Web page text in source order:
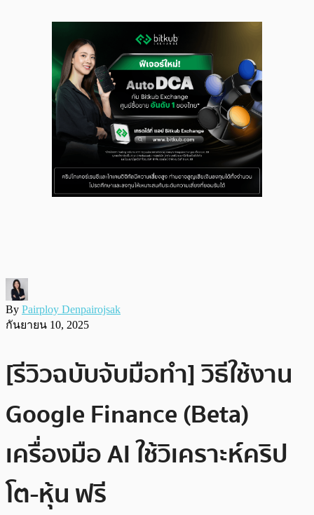
By Pairploy Denpairojsak
กันยายน 10, 2025
[รีวิวฉบับจับมือทำ] วิธีใช้งาน
Google Finance (Beta)
เครื่องมือ AI ใช้วิเคราะห์คริป
โต-หุ้น ฟรี